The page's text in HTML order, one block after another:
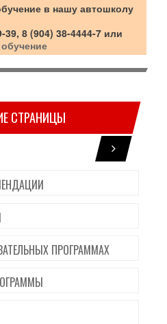
в нашу автошколу
39, 8 (904) 38-4444-7 или
СТРАНИЦЫ
ПРОГРАММАХ